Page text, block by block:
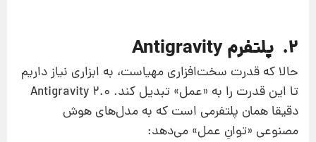
۲. پلتفرم Antigravity
حالا که قدرت سخت‌افزاری مهیاست، به ابزاری نیاز داریم
تا این قدرت را به «عمل» تبدیل کند. Antigravity 2.0
دقیقا همان پلتفرمی است که به مدل‌های هوش
مصنوعی «توانِ عمل» می‌دهد: